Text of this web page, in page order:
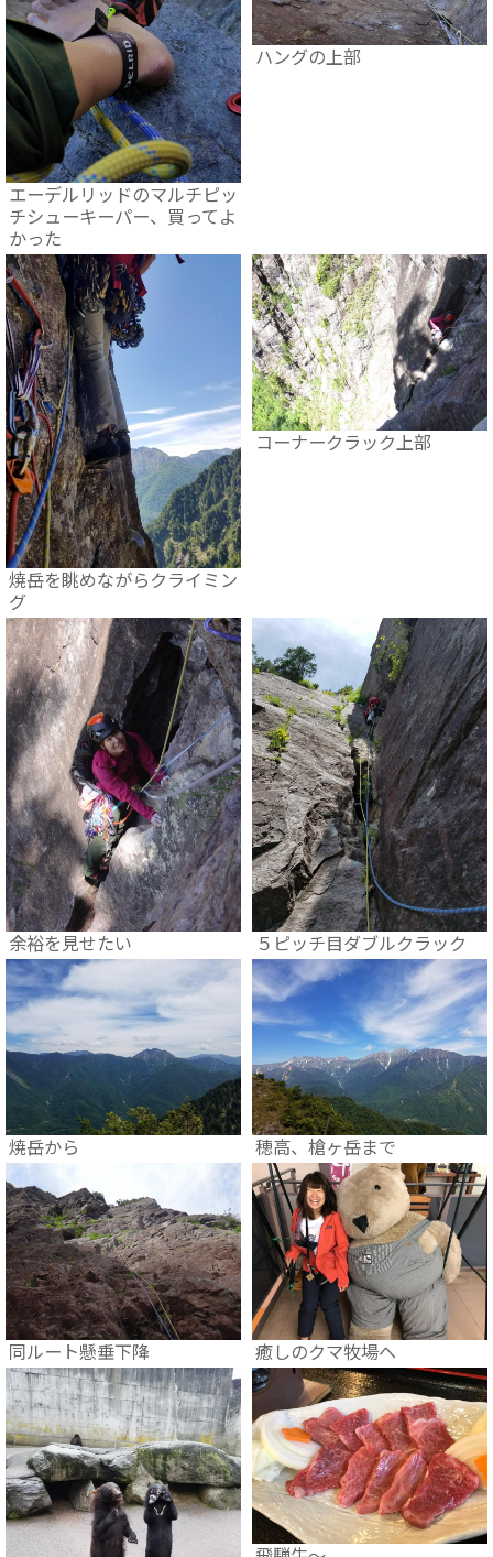
エーデルリッドのマルチピッ
チシューキーパー、買ってよ
かった
ハングの上部
焼岳を眺めながらクライミン
グ
コーナークラック上部
余裕を見せたい ５ピッチ目ダブルクラック
焼岳から 穂高、槍ヶ岳まで
同ルート懸垂下降 癒しのクマ牧場へ